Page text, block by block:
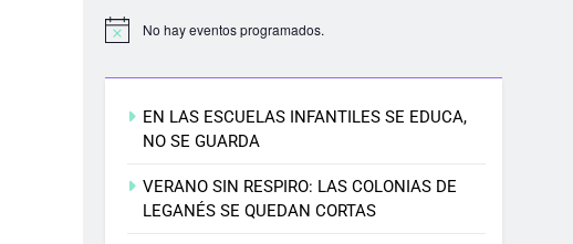
No hay eventos programados.
EN LAS ESCUELAS INFANTILES SE EDUCA,
NO SE GUARDA
VERANO SIN RESPIRO: LAS COLONIAS DE
LEGANÉS SE QUEDAN CORTAS